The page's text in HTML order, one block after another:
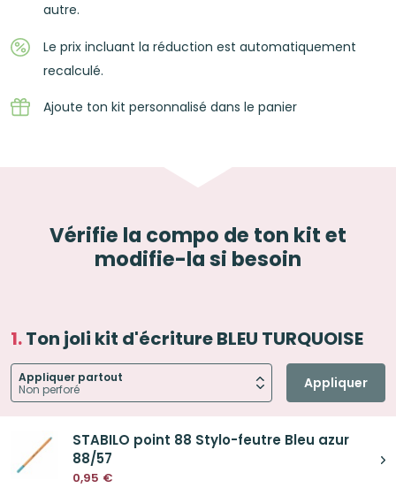
autre.
Le prix incluant la réduction est automatiquement
recalculé.
Ajoute ton kit personnalisé dans le panier
Vérifie la compo de ton kit et
modifie-la si besoin
Ton joli kit d'écriture BLEU TURQUOISE
Appliquer partout Appliquer
STABILO point 88 Stylo-feutre Bleu azur
88/57
0,95 €